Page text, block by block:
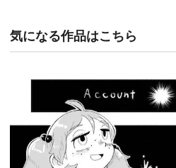
気になる作品はこちら